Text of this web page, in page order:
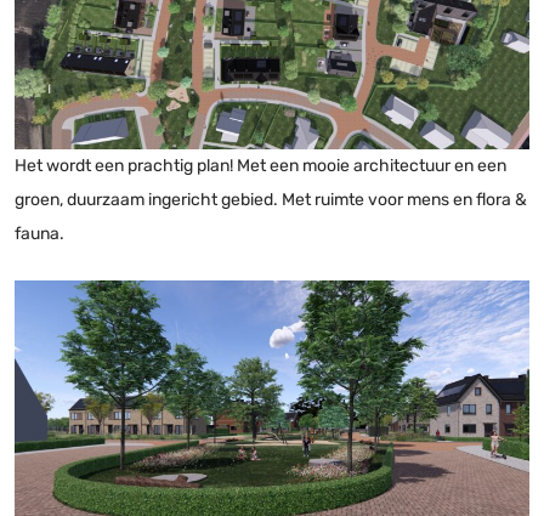
Het wordt een prachtig plan! Met een mooie architectuur en een
groen, duurzaam ingericht gebied. Met ruimte voor mens en flora &
fauna.